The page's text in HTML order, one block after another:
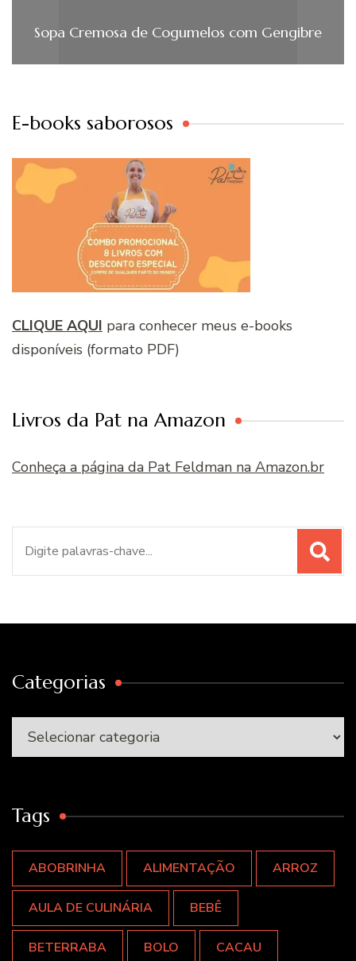
Sopa Cremosa de Cogumelos com Gengibre
E-books saborosos
CLIQUE AQUI para conhecer meus e-books
disponíveis (formato PDF)
Livros da Pat na Amazon
Conheça a página da Pat Feldman na Amazon.br
Categorias
Categorias
Tags
ABOBRINHA ALIMENTAÇÃO ARROZ
AULA DE CULINÁRIA BEBÊ
BETERRABA BOLO CACAU